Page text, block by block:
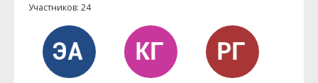
Участников: 24